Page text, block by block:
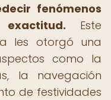
fenómenos
Este
les otorgó una
como la
la navegación
de festividades